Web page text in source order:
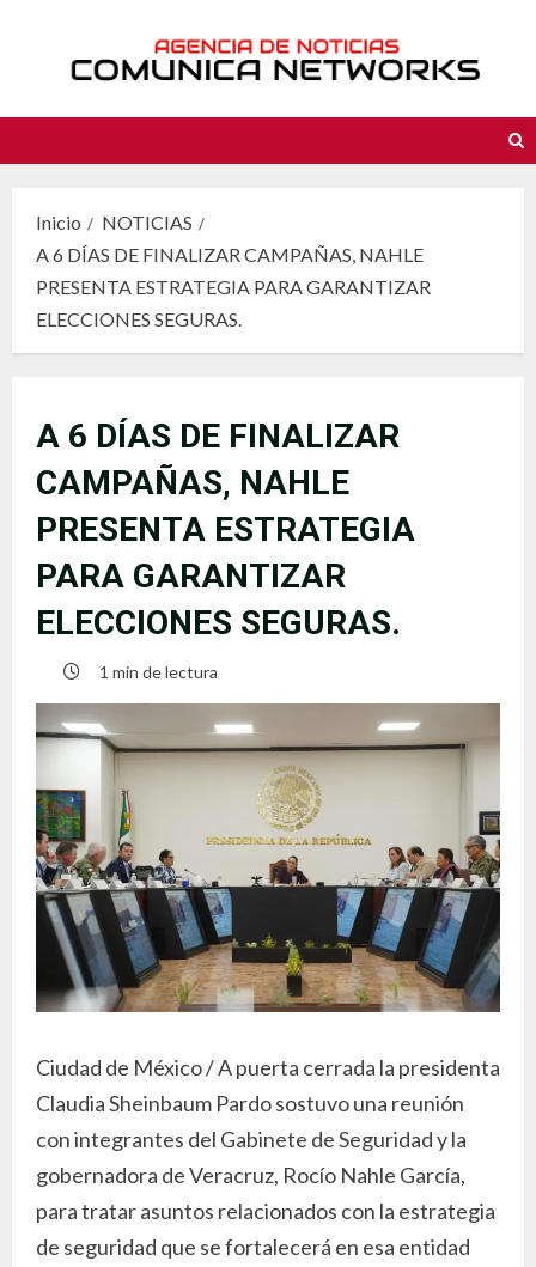
contenido
Inicio
NOTICIAS
A 6 DÍAS DE FINALIZAR CAMPAÑAS, NAHLE
PRESENTA ESTRATEGIA PARA GARANTIZAR
ELECCIONES SEGURAS.
A 6 DÍAS DE FINALIZAR
CAMPAÑAS, NAHLE
PRESENTA ESTRATEGIA
PARA GARANTIZAR
ELECCIONES SEGURAS.
1 min de lectura
Ciudad de México / A puerta cerrada la presidenta
Claudia Sheinbaum Pardo sostuvo una reunión
con integrantes del Gabinete de Seguridad y la
gobernadora de Veracruz, Rocío Nahle García,
para tratar asuntos relacionados con la estrategia
de seguridad que se fortalecerá en esa entidad